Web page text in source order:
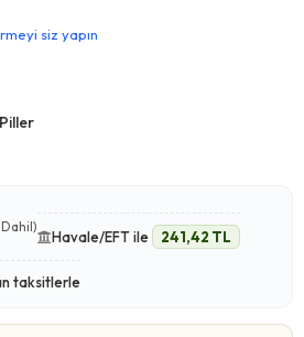
siz yapın
Havale/EFT ile 241,42 TL
taksitlerle